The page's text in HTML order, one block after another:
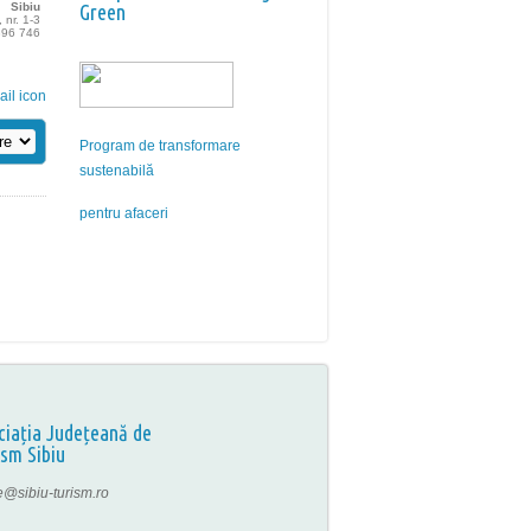
Sibiu
nr. 1-3
746
Green
Program de transformare
sustenabilă
pentru afaceri
Județeană de
Sibiu
turism.ro